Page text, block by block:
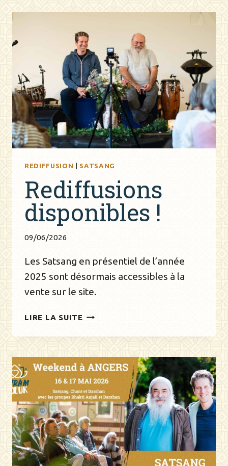
GABRIEL
HAGAÏ
REDIFFUSION | SATSANG
Rediffusions
disponibles !
09/06/2026
Les Satsang en présentiel de l’année
2025 sont désormais accessibles à la
vente sur le site.
LIRE LA SUITE REDIFFUSIONS
!